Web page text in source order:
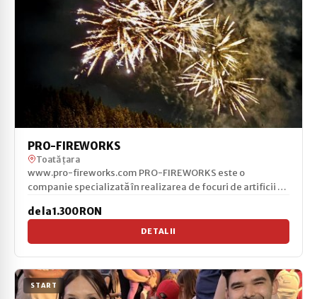
PRO-FIREWORKS
Toată țara
www.pro-fireworks.com PRO-FIREWORKS este o
companie specializată în realizarea de focuri de artificii de
de la 1.300 RON
DETALII
START